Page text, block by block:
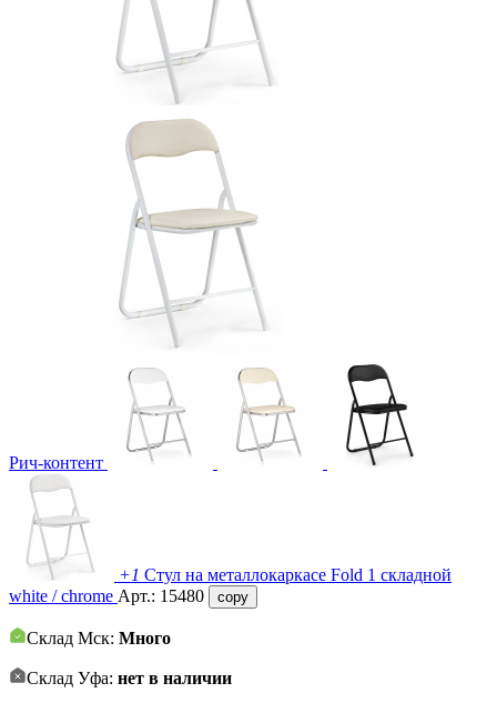
Рич-контент
+1 Стул на металлокаркасе Fold 1 складной
white / chrome Арт.: 15480 copy
Склад Мск: Много
Склад Уфа: нет в наличии